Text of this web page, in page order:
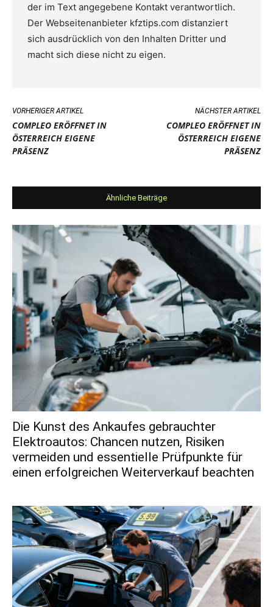
der im Text angegebene Kontakt verantwortlich.
Der Webseitenanbieter kfztips.com distanziert
sich ausdrücklich von den Inhalten Dritter und
macht sich diese nicht zu eigen.
VORHERIGER ARTIKEL
COMPLEO ERÖFFNET IN
ÖSTERREICH EIGENE
PRÄSENZ
NÄCHSTER ARTIKEL
COMPLEO ERÖFFNET IN
ÖSTERREICH EIGENE
PRÄSENZ
Ähnliche Beiträge
Die Kunst des Ankaufes gebrauchter
Elektroautos: Chancen nutzen, Risiken
vermeiden und essentielle Prüfpunkte für
einen erfolgreichen Weiterverkauf beachten